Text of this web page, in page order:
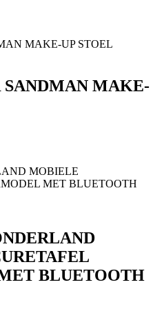
MAKE-
BLUETOOTH